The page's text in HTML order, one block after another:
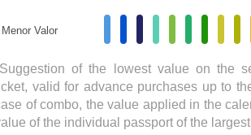
Menor Valor
of the lowest value on the
valid for advance purchases up to
of combo, the value applied in the
of the individual passport of the